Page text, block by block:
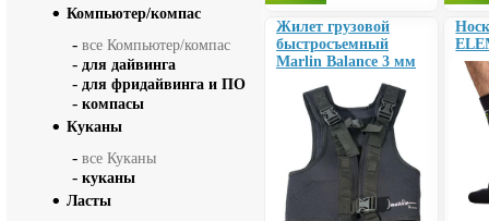
Жилет грузовой
быстросъемный
Marlin Balance 3 мм
Компьютер/компас
- все Компьютер/компас
- для дайвинга
- для фридайвинга и ПО
- компасы
Куканы
- все Куканы
- куканы
Ласты